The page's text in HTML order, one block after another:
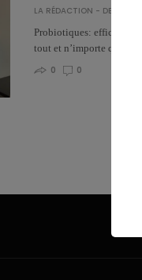
LA RÉDACTION - DE
Probiotiques: efficaces
tout et n’importe quoi.
0
0